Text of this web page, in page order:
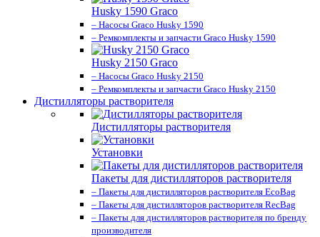
Husky 1590 Graco
– Насосы Graco Husky 1590
– Ремкомплекты и запчасти Graco Husky 1590
Husky 2150 Graco
– Насосы Graco Husky 2150
– Ремкомплекты и запчасти Graco Husky 2150
Дистилляторы растворителя
Дистилляторы растворителя
Установки
Пакеты для дистилляторов растворителя
– Пакеты для дистилляторов растворителя EcoBag
– Пакеты для дистилляторов растворителя RecBag
– Пакеты для дистилляторов растворителя по бренду
производителя